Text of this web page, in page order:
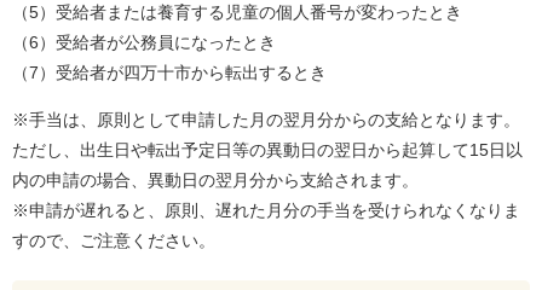
（5）受給者または養育する児童の個人番号が変わったとき
（6）受給者が公務員になったとき
（7）受給者が四万十市から転出するとき
※手当は、原則として申請した月の翌月分からの支給となります。
ただし、出生日や転出予定日等の異動日の翌日から起算して15日以
内の申請の場合、異動日の翌月分から支給されます。
※申請が遅れると、原則、遅れた月分の手当を受けられなくなりま
すので、ご注意ください。